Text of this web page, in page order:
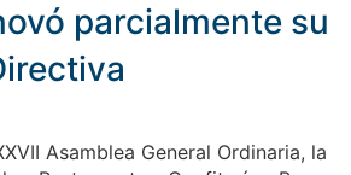
parcialmente su
Asamblea General Ordinaria, la